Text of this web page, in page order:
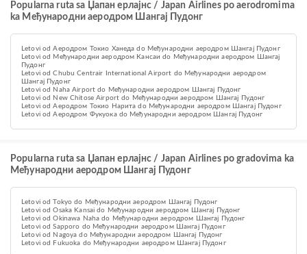
Popularna ruta sa Џапан ерлајнс / Japan Airlines po aerodromima
ka Међународни аеродром Шангај Пудонг
Letovi od Аеродром Токио Ханеда do Међународни аеродром Шангај Пудонг
Letovi od Међународни аеродром Кансаи do Међународни аеродром Шангај
Пудонг
Letovi od Chubu Centrair International Airport do Међународни аеродром
Шангај Пудонг
Letovi od Naha Airport do Међународни аеродром Шангај Пудонг
Letovi od New Chitose Airport do Међународни аеродром Шангај Пудонг
Letovi od Аеродром Токио Нарита do Међународни аеродром Шангај Пудонг
Letovi od Аеродром Фукуока do Међународни аеродром Шангај Пудонг
Popularna ruta sa Џапан ерлајнс / Japan Airlines po gradovima ka
Међународни аеродром Шангај Пудонг
Letovi od Tokyo do Међународни аеродром Шангај Пудонг
Letovi od Osaka Kansai do Међународни аеродром Шангај Пудонг
Letovi od Okinawa Naha do Међународни аеродром Шангај Пудонг
Letovi od Sapporo do Међународни аеродром Шангај Пудонг
Letovi od Nagoya do Међународни аеродром Шангај Пудонг
Letovi od Fukuoka do Међународни аеродром Шангај Пудонг